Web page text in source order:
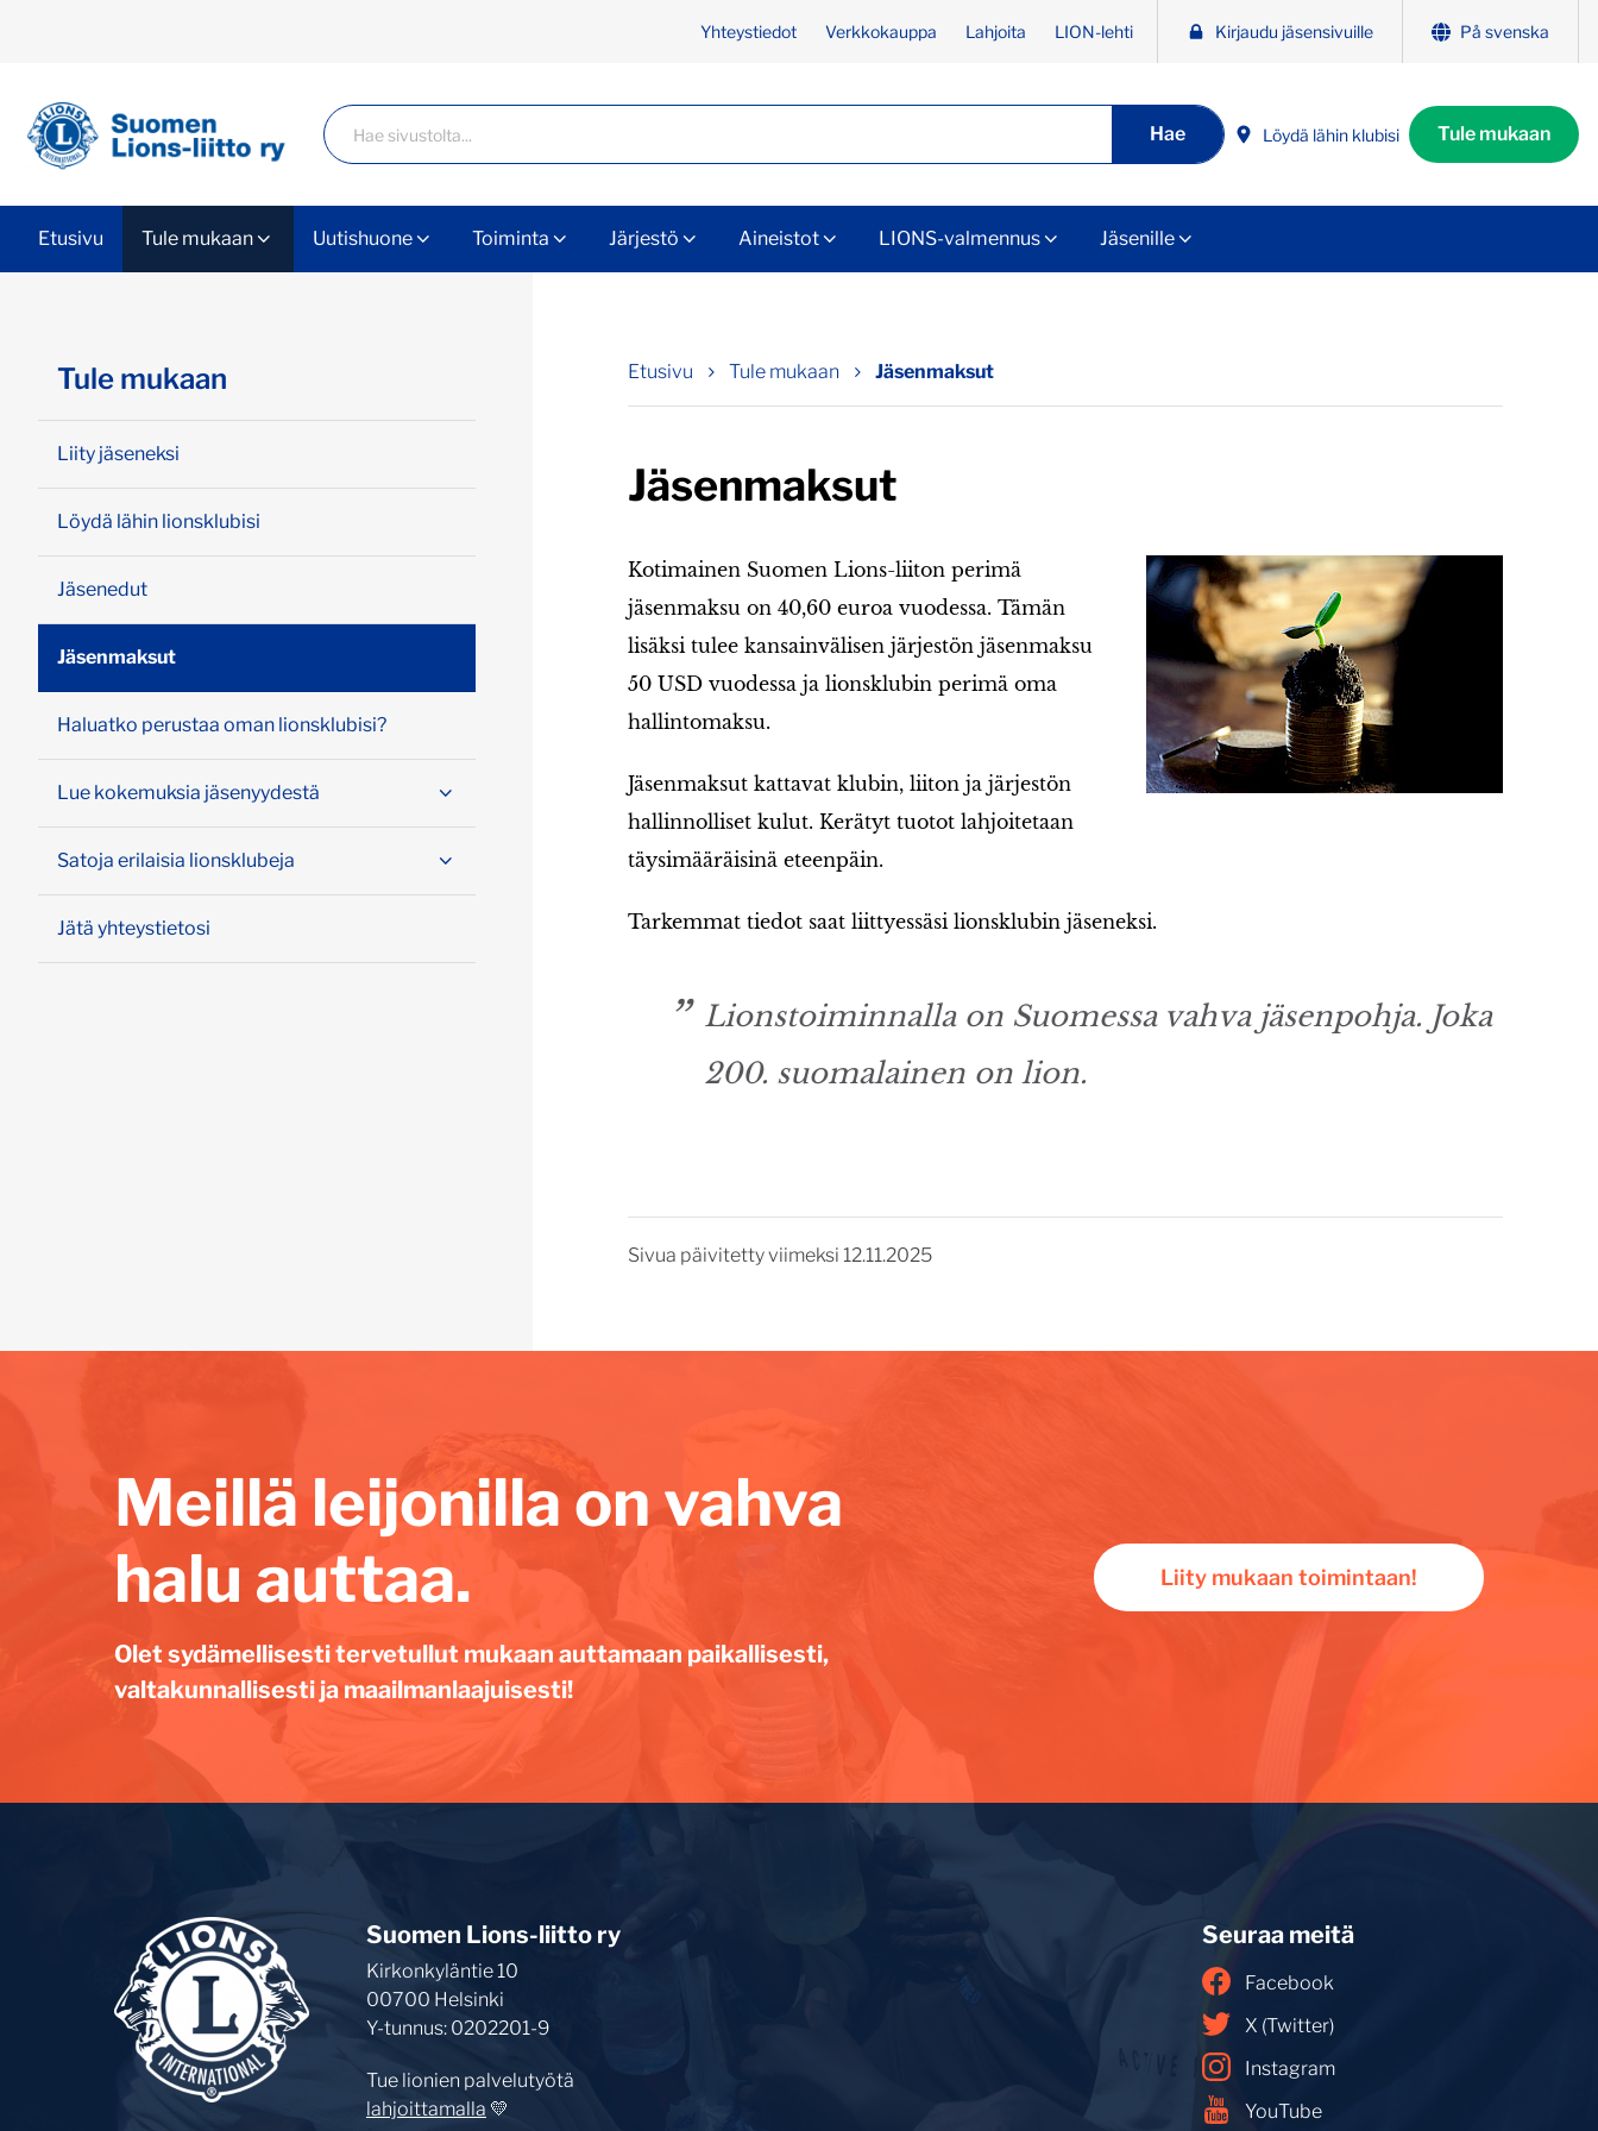
Yhteystiedot Verkkokauppa Lahjoita LION-lehti Kirjaudu jäsensivuille På svenska
Haku
Hae Löydä lähin klubisi Tule mukaan
Etusivu Tule mukaan Uutishuone Toiminta Järjestö Aineistot LIONS-valmennus Jäsenille
Etusivu Tule mukaan Jäsenmaksut
Jäsenmaksut
Kotimainen Suomen Lions-liiton perimä
jäsenmaksu on 40,60 euroa vuodessa. Tämän
lisäksi tulee kansainvälisen järjestön jäsenmaksu
50 USD vuodessa ja lionsklubin perimä oma
hallintomaksu.
Jäsenmaksut kattavat klubin, liiton ja järjestön
hallinnolliset kulut. Kerätyt tuotot lahjoitetaan
täysimääräisinä eteenpäin.
Tarkemmat tiedot saat liittyessäsi lionsklubin jäseneksi.
Lionstoiminnalla on Suomessa vahva jäsenpohja. Joka
200. suomalainen on lion.
Sivua päivitetty viimeksi 12.11.2025
Ohita valikko
Tule mukaan
Liity jäseneksi
Löydä lähin lionsklubisi
Jäsenedut
Jäsenmaksut
Haluatko perustaa oman lionsklubisi?
Lue kokemuksia jäsenyydestä
Satoja erilaisia lionsklubeja
Jätä yhteystietosi
Meillä leijonilla on vahva
halu auttaa.
Olet sydämellisesti tervetullut mukaan auttamaan paikallisesti,
valtakunnallisesti ja maailmanlaajuisesti!
Liity mukaan toimintaan!
Suomen Lions-liitto ry
Kirkonkyläntie 10
00700 Helsinki
Y-tunnus: 0202201-9
Tue lionien palvelutyötä
lahjoittamalla 💛
Seuraa meitä
Facebook
X (Twitter)
Instagram
YouTube